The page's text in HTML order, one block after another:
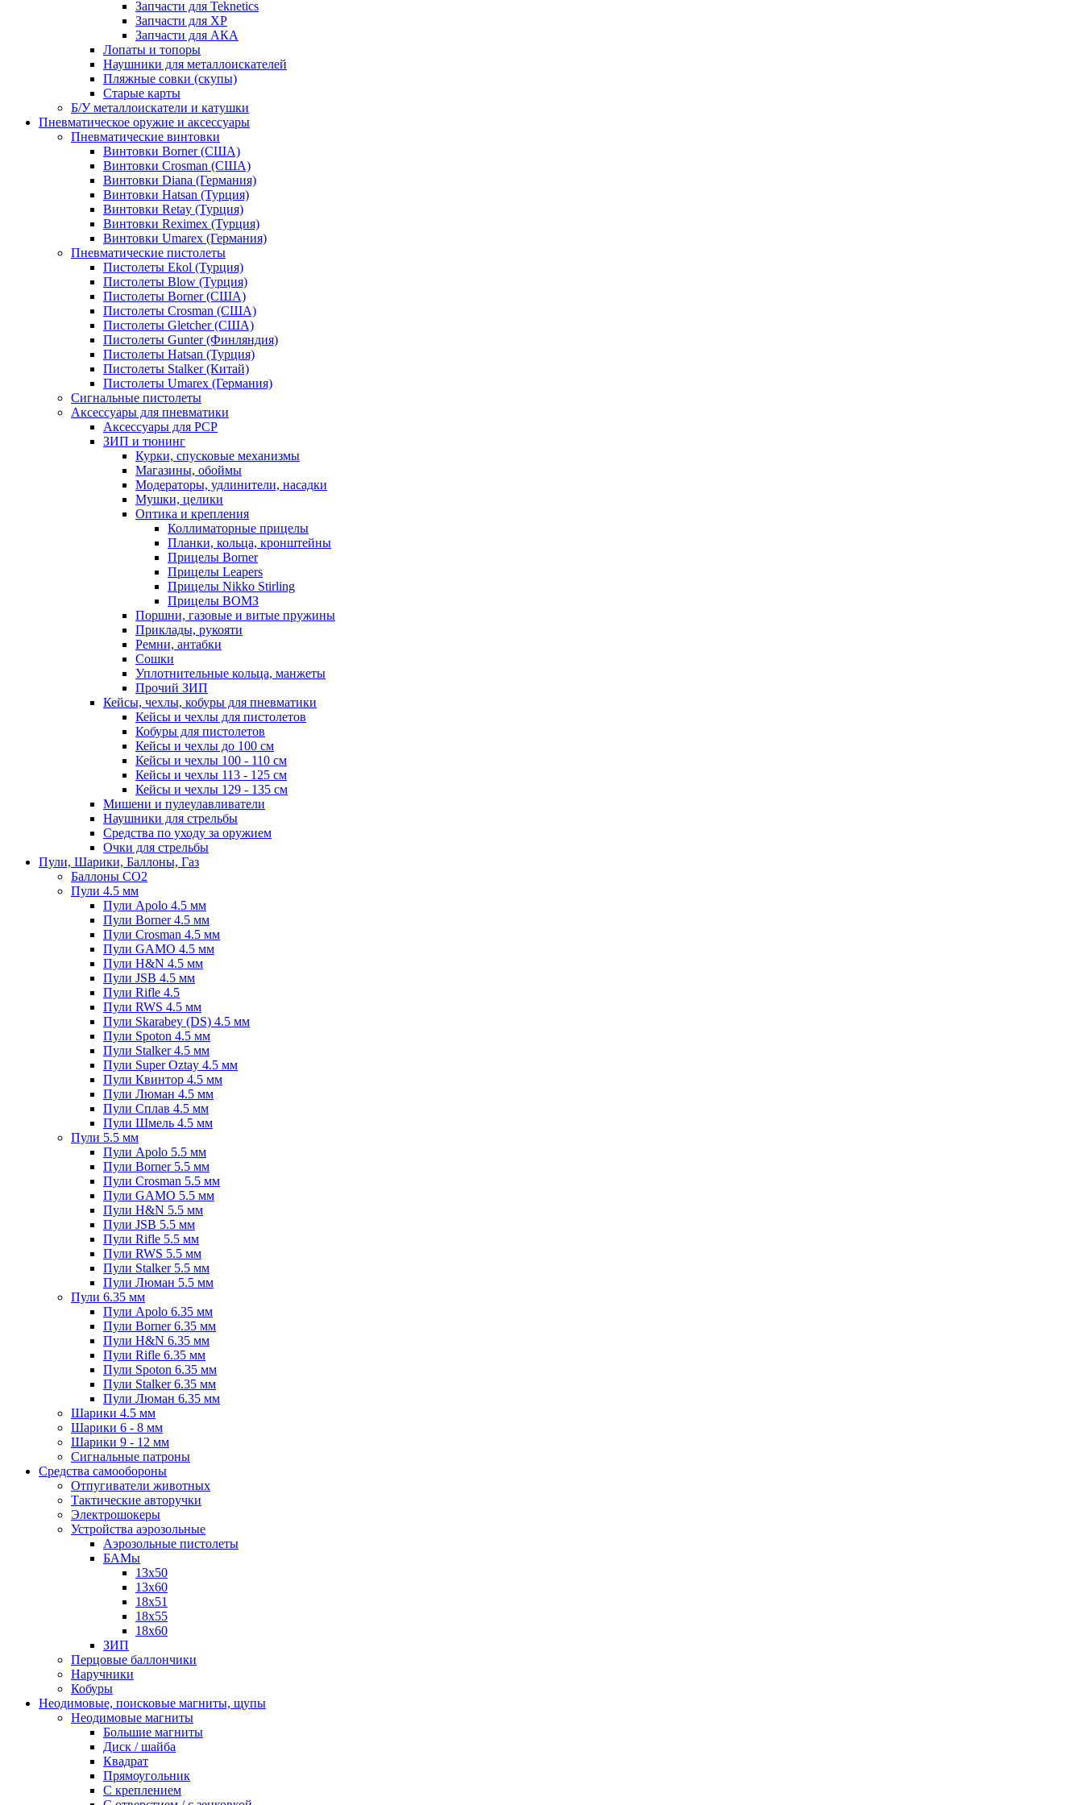
Запчасти для Teknetics
Запчасти для XP
Запчасти для АКА
Лопаты и топоры
Наушники для металлоискателей
Пляжные совки (скупы)
Старые карты
Б/У металлоискатели и катушки
Пневматическое оружие и аксессуары
Пневматические винтовки
Винтовки Borner (США)
Винтовки Crosman (США)
Винтовки Diana (Германия)
Винтовки Hatsan (Турция)
Винтовки Retay (Турция)
Винтовки Reximex (Турция)
Винтовки Umarex (Германия)
Пневматические пистолеты
Пистолеты Ekol (Турция)
Пистолеты Blow (Турция)
Пистолеты Borner (США)
Пистолеты Crosman (США)
Пистолеты Gletcher (США)
Пистолеты Gunter (Финляндия)
Пистолеты Hatsan (Турция)
Пистолеты Stalker (Китай)
Пистолеты Umarex (Германия)
Сигнальные пистолеты
Аксессуары для пневматики
Аксессуары для PCP
ЗИП и тюнинг
Курки, спусковые механизмы
Магазины, обоймы
Модераторы, удлинители, насадки
Мушки, целики
Оптика и крепления
Коллиматорные прицелы
Планки, кольца, кронштейны
Прицелы Borner
Прицелы Leapers
Прицелы Nikko Stirling
Прицелы ВОМЗ
Поршни, газовые и витые пружины
Приклады, рукояти
Ремни, антабки
Сошки
Уплотнительные кольца, манжеты
Прочий ЗИП
Кейсы, чехлы, кобуры для пневматики
Кейсы и чехлы для пистолетов
Кобуры для пистолетов
Кейсы и чехлы до 100 см
Кейсы и чехлы 100 - 110 см
Кейсы и чехлы 113 - 125 см
Кейсы и чехлы 129 - 135 см
Мишени и пулеулавливатели
Наушники для стрельбы
Средства по уходу за оружием
Очки для стрельбы
Пули, Шарики, Баллоны, Газ
Баллоны CO2
Пули 4.5 мм
Пули Apolo 4.5 мм
Пули Borner 4.5 мм
Пули Crosman 4.5 мм
Пули GAMO 4.5 мм
Пули H&N 4.5 мм
Пули JSB 4.5 мм
Пули Rifle 4.5
Пули RWS 4.5 мм
Пули Skarabey (DS) 4.5 мм
Пули Spoton 4.5 мм
Пули Stalker 4.5 мм
Пули Super Oztay 4.5 мм
Пули Квинтор 4.5 мм
Пули Люман 4.5 мм
Пули Сплав 4.5 мм
Пули Шмель 4.5 мм
Пули 5.5 мм
Пули Apolo 5.5 мм
Пули Borner 5.5 мм
Пули Crosman 5.5 мм
Пули GAMO 5.5 мм
Пули H&N 5.5 мм
Пули JSB 5.5 мм
Пули Rifle 5.5 мм
Пули RWS 5.5 мм
Пули Stalker 5.5 мм
Пули Люман 5.5 мм
Пули 6.35 мм
Пули Apolo 6.35 мм
Пули Borner 6.35 мм
Пули H&N 6.35 мм
Пули Rifle 6.35 мм
Пули Spoton 6.35 мм
Пули Stalker 6.35 мм
Пули Люман 6.35 мм
Шарики 4.5 мм
Шарики 6 - 8 мм
Шарики 9 - 12 мм
Сигнальные патроны
Средства самообороны
Отпугиватели животных
Тактические авторучки
Электрошокеры
Устройства аэрозольные
Аэрозольные пистолеты
БАМы
13х50
13х60
18х51
18х55
18х60
ЗИП
Перцовые баллончики
Наручники
Кобуры
Неодимовые, поисковые магниты, щупы
Неодимовые магниты
Большие магниты
Диск / шайба
Квадрат
Прямоугольник
С креплением